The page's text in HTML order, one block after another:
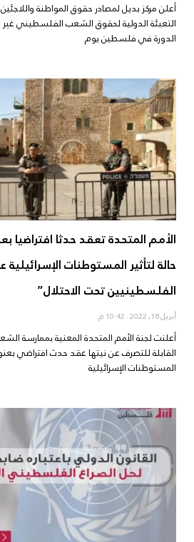
أعلن مركز بديل لمصادر حقوق المواطنة
التعبئة الدولية لحقوق الشعب الفلسطيني
الدورة في فلسطين يوم
الأمم المتحدة تعقد حدثا افتراضيا
حالة لتأثير المستوطنات
الفلسطينيين تحت الاحتلال”
أبريل 18, 2022
أعلنت لجنة الأمم المتحدة المعنية بممارسة
القابلة للتصرف عن نيتها عقد حدث افتراضي
المستوطنات الإسرائيلية